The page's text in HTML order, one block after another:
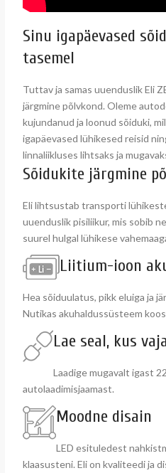
Sinu igapäevased
tasemel
Tuttav ja samas uuenduslik Eli
järgmine põlvkond. Oleme
kujundanud ja loonud sõiduki,
igapäevased lühikesed reisid
linnaliikluses lihtsaks ja
Sõidukite järgmine
Eli lihtsustab transporti
uuenduslik pisiliikur, mis sobib
suurel hulgal lühikese
Liitium-ioon
Hea sõiduulatus, pikk eluiga ja
Nutikas akuhaldussüsteem
Lae seal, kus
Laadige mugavalt igast
autolaadimisjaamast.
Moodne disain
LED esituledest
klaasusteni. Eli on kvaliteedi ja